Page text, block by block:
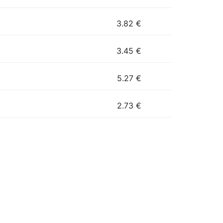
3.82 €
3.45 €
5.27 €
2.73 €